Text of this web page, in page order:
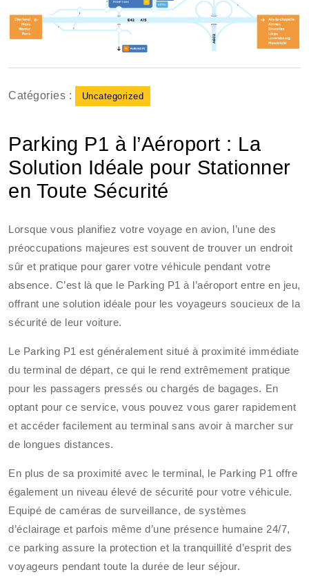
Catégories : Uncategorized
Parking P1 à l’Aéroport : La
Solution Idéale pour Stationner
en Toute Sécurité
Lorsque vous planifiez votre voyage en avion, l’une des
préoccupations majeures est souvent de trouver un endroit
sûr et pratique pour garer votre véhicule pendant votre
absence. C’est là que le Parking P1 à l’aéroport entre en jeu,
offrant une solution idéale pour les voyageurs soucieux de la
sécurité de leur voiture.
Le Parking P1 est généralement situé à proximité immédiate
du terminal de départ, ce qui le rend extrêmement pratique
pour les passagers pressés ou chargés de bagages. En
optant pour ce service, vous pouvez vous garer rapidement
et accéder facilement au terminal sans avoir à marcher sur
de longues distances.
En plus de sa proximité avec le terminal, le Parking P1 offre
également un niveau élevé de sécurité pour votre véhicule.
Equipé de caméras de surveillance, de systèmes
d’éclairage et parfois même d’une présence humaine 24/7,
ce parking assure la protection et la tranquillité d’esprit des
voyageurs pendant toute la durée de leur séjour.